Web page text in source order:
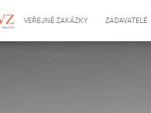
VEŘEJNÉ ZAKÁZKY ZADAVATELÉ